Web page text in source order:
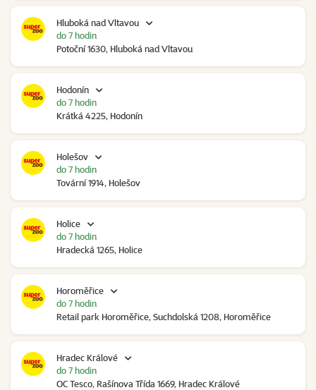
Hluboká nad Vltavou
Potoční 1630, Hluboká nad Vltavou
do 7 hodin
Hodonín
Krátká 4225, Hodonín
do 7 hodin
Holešov
Tovární 1914, Holešov
do 7 hodin
Holice
Hradecká 1265, Holice
do 7 hodin
Horoměřice
Retail park Horoměřice, Suchdolská 1208, Horoměřice
do 7 hodin
Hradec Králové
OC Tesco, Rašínova Třída 1669, Hradec Králové
do 7 hodin